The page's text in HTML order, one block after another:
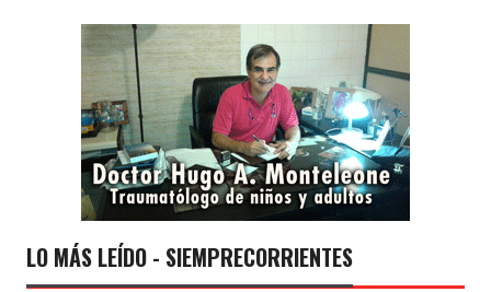
LO MÁS LEÍDO - SIEMPRECORRIENTES